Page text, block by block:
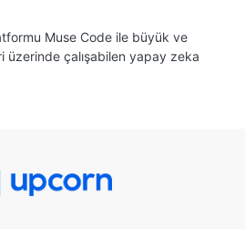
Muse Code ile büyük ve
üzerinde çalışabilen yapay zeka